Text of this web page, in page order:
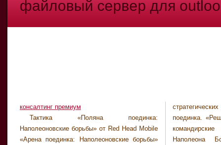
файловый сервер для
консалтинг премиум
Тактика «Поляна поединка:
Наполеоновские борьбы» от Red Head Mobile
«Арена поединка: Наполеоновские борьбы»
поединка. «Решительность и блистательные
командирские способности совершили
Наполеона Бонапарта бриг. генералом
стороной.
Наполеоновские битвы“ мы раскрываем
новоявленный след в развертывании
корпорации [...]» - помечает Екатерина